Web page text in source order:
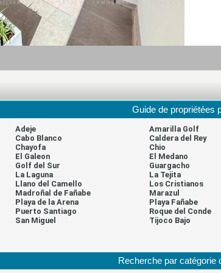
Guide de propriétées
Adeje Amarilla Golf
Cabo Blanco Caldera del Rey
Chayofa Chio
El Galeon El Medano
Golf del Sur Guargacho
La Laguna La Tejita
Llano del Camello Los Cristianos
Madroñal de Fañabe Marazul
Playa de la Arena Playa Fañabe
Puerto Santiago Roque del Conde
San Miguel Tijoco Bajo
Recherche par catégorie